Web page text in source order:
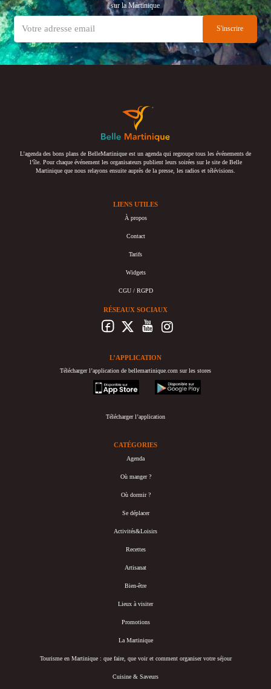
sur la Martinique
L’agenda des bons plans de BelleMartinique est un agenda qui regroupe tous les événements de
l’île. Pour chaque événement les organisateurs publient leurs soirées sur le site de Belle
Martinique que nous relayons ensuite auprès de la presse, les radios et télévisions.
LIENS UTILES
À propos
Contact
Tarifs
Widgets
CGU / RGPD
RÉSEAUX SOCIAUX
L’APPLICATION
Télécharger l’application de bellemartinique.com sur les stores
appstore
googleplay
Télécharger l’application
CATÉGORIES
Agenda
Où manger ?
Où dormir ?
Se déplacer
Activités&Loisirs
Recettes
Artisanat
Bien-être
Lieux à visiter
Promotions
La Martinique
Tourisme en Martinique : que faire, que voir et comment organiser votre séjour
Cuisine & Saveurs